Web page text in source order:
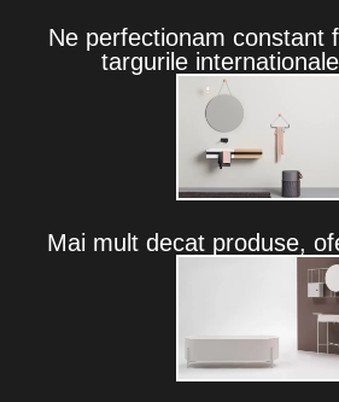
Ne perfectionam constant
targurile
Mai mult decat produse,